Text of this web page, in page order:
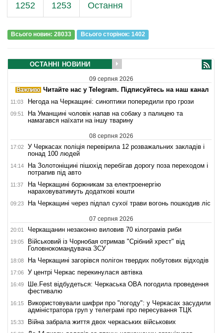
1252 1253 Остання
Всього новин: 28033 Всього сторiнок: 1402
ОСТАННІ НОВИНИ
09 серпня 2026
Читайте нас у Telegram. Підписуйтесь на наш канал
11:03 Негода на Черкащині: синоптики попередили про грози
09:51
На Уманщині чоловік напав на собаку з палицею та
намагався наїхати на іншу тварину
08 серпня 2026
17:02
У Черкасах поліція перевірила 12 розважальних закладів і
понад 100 людей
14:14
На Золотоніщині пішохід перебігав дорогу поза переходом і
потрапив під авто
11:37
На Черкащині боржникам за електроенергію
нараховуватимуть додаткові кошти
09:23 На Черкащині через підпал сухої трави вогонь пошкодив ліс
07 серпня 2026
20:01 Черкащанин незаконно виловив 70 кілограмів риби
19:05
Військовий із Чорнобая отримав "Срібний хрест" від
Головнокомандувача ЗСУ
18:08 На Черкащині загорівся полігон твердих побутових відходів
17:06 У центрі Черкас перекинулася автівка
16:49
Ше.Fest відбудеться: Черкаська ОВА погодила проведення
фестивалю
16:15
Використовували шифри про "погоду": у Черкасах засудили
адміністратора груп у телеграмі про пересування ТЦК
15:33 Війна забрала життя двох черкаських військових